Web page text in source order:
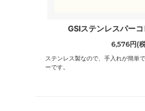
GSIステンレスパー
6,576円(
ステンレス製なので、手入れが簡単
ーです。